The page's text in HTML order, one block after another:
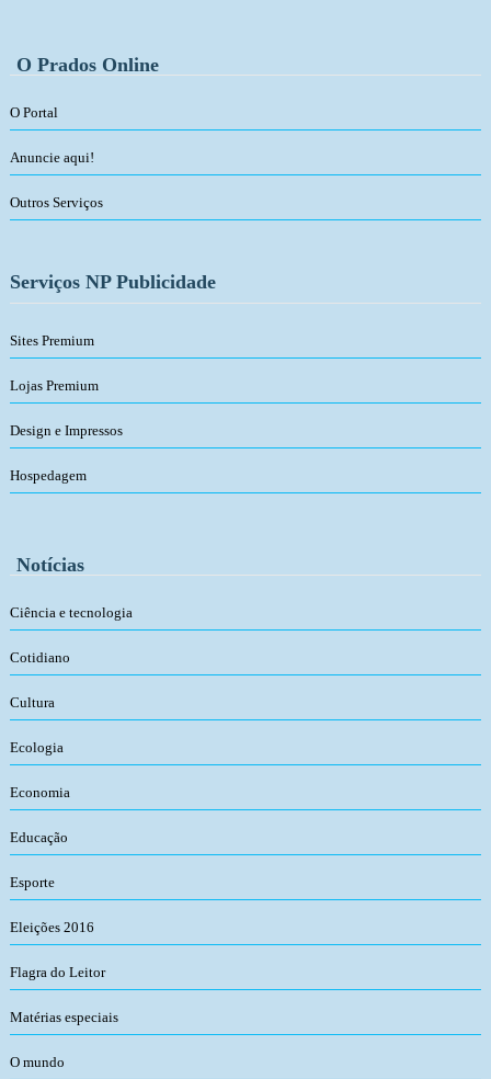
O Prados Online
O Portal
Anuncie aqui!
Outros Serviços
Serviços NP Publicidade
Sites Premium
Lojas Premium
Design e Impressos
Hospedagem
Notícias
Ciência e tecnologia
Cotidiano
Cultura
Ecologia
Economia
Educação
Esporte
Eleições 2016
Flagra do Leitor
Matérias especiais
O mundo